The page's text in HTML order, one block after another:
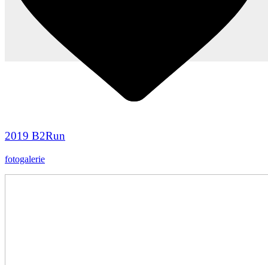
2019 B2Run
fotogalerie